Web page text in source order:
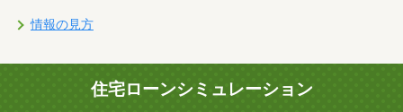
情報の見方
住宅ローンシミュレーション